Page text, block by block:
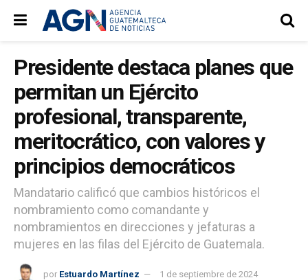
Presidente destaca planes que
permitan un Ejército
profesional, transparente,
meritocrático, con valores y
principios democráticos
Mandatario calificó que cambios históricos el
nombramiento como comandante y
nombramientos en direcciones y jefaturas a
mujeres en las filas del Ejército de Guatemala.
por Estuardo Martínez 1 de septiembre de 2024